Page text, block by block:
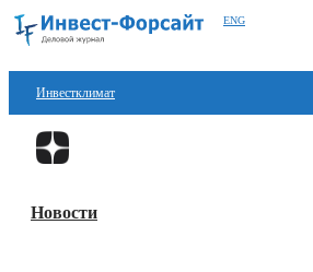
ENG
Инвестклимат
Финансы
Блокчейн
Новости